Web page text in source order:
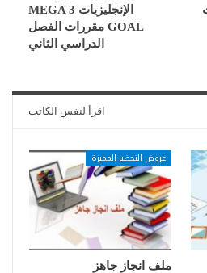
الإنجليزيات 3 MEGA
GOAL مقررات الفصل
الدراسي الثاني
اقرأ لنفس الكاتب
عروض التحضير المميزة
ملف انجاز جاهز